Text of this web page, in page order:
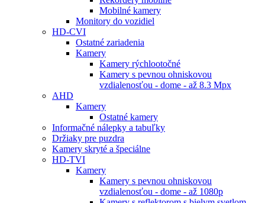
Mobilné kamery
Monitory do vozidiel
HD-CVI
Ostatné zariadenia
Kamery
Kamery rýchlootočné
Kamery s pevnou ohniskovou
vzdialenosťou - dome - až 8.3 Mpx
AHD
Kamery
Ostatné kamery
Informačné nálepky a tabuľky
Držiaky pre puzdra
Kamery skryté a špeciálne
HD-TVI
Kamery
Kamery s pevnou ohniskovou
vzdialenosťou - dome - až 1080p